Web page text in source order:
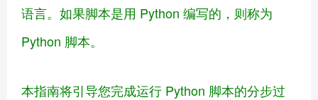
语言。如果脚本是用 Python 编写的，则称为
Python 脚本。
本指南将引导您完成运行 Python 脚本的分步过